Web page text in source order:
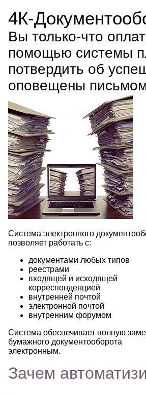
4К-
Вы только-что
помощью системы
потвердить об
оповещены
Система электронного
позволяет работать с:
документами любых типов
реестрами
входящей и исходящей
корреспонденцией
внутренней почтой
электронной почтой
внутренним форумом
Система обеспечивает полную
бумажного документооборота
электронным.
Зачем